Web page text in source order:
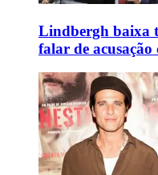
Lindbergh baixa
falar de